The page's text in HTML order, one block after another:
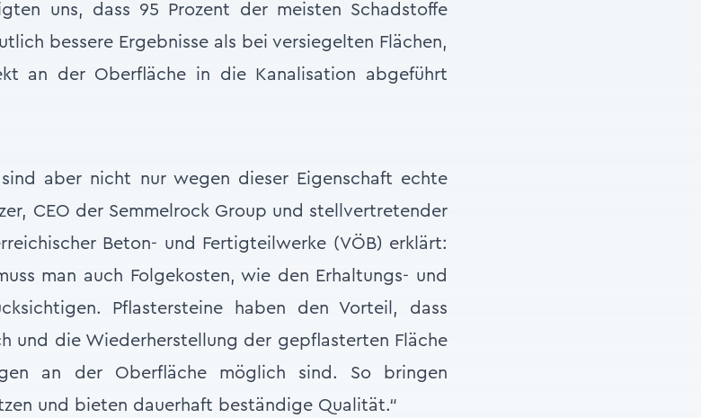
uns, dass 95 Prozent der meisten Schadstoffe
bessere Ergebnisse als bei versiegelten Flächen,
an der Oberfläche in die Kanalisation abgeführt
aber nicht nur wegen dieser Eigenschaft echte
CEO der Semmelrock Group und stellvertretender
Beton- und Fertigteilwerke (VÖB) erklärt:
man auch Folgekosten, wie den Erhaltungs- und
Pflastersteine haben den Vorteil, dass
und die Wiederherstellung der gepflasterten Fläche
an der Oberfläche möglich sind. So bringen
und bieten dauerhaft beständige Qualität.“